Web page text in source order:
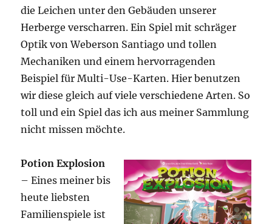
die Leichen unter den Gebäuden unserer
Herberge verscharren. Ein Spiel mit schräger
Optik von Weberson Santiago und tollen
Mechaniken und einem hervorragenden
Beispiel für Multi-Use-Karten. Hier benutzen
wir diese gleich auf viele verschiedene Arten. So
toll und ein Spiel das ich aus meiner Sammlung
nicht missen möchte.
Potion Explosion
– Eines meiner bis
heute liebsten
Familienspiele ist